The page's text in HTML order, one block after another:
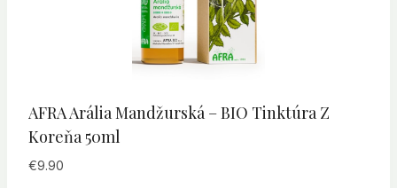
AFRA Arália Mandžurská – BIO Tinktúra Z
Koreňa 50ml
€9.90